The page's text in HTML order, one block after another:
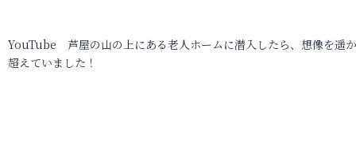
YouTube 芦屋の山の上にある老人ホームに潜入したら、想像を遥
超えていました！